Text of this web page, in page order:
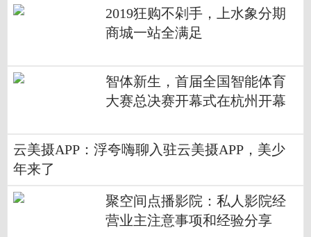
2019狂购不剁手，上水象分期
商城一站全满足
智体新生，首届全国智能体育
大赛总决赛开幕式在杭州开幕
云美摄APP：浮夸嗨聊入驻云美摄APP，美少
年来了
聚空间点播影院：私人影院经
营业主注意事项和经验分享